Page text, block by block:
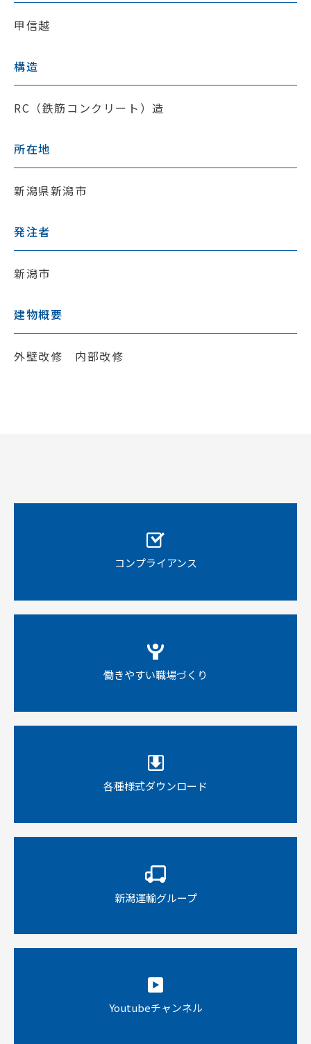
甲信越
構造
RC（鉄筋コンクリート）造
所在地
新潟県新潟市
発注者
新潟市
建物概要
外壁改修 内部改修
コンプライアンス
働きやすい職場づくり
各種様式ダウンロード
新潟運輸グループ
Youtubeチャンネル